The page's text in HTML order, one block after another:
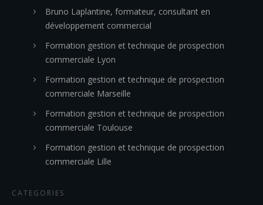
Bruno Laplantine, formateur, consultant en
développement commercial
Formation gestion et technique de prospection
commerciale Lyon
Formation gestion et technique de prospection
commerciale Marseille
Formation gestion et technique de prospection
commerciale Toulouse
Formation gestion et technique de prospection
commerciale Lille
CATEGORIES